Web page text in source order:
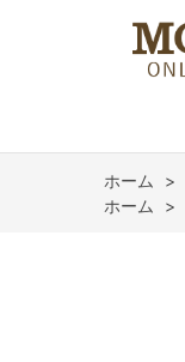
ホーム >
ホーム
>